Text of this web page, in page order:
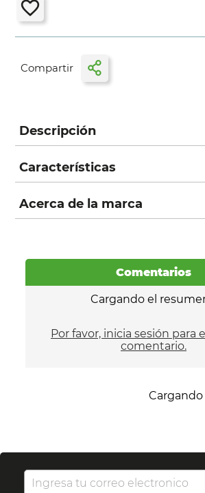
Descripción
Características
Acerca de la marca
Comentarios
Cargando el
Por favor, inicia sesión para
comentario.